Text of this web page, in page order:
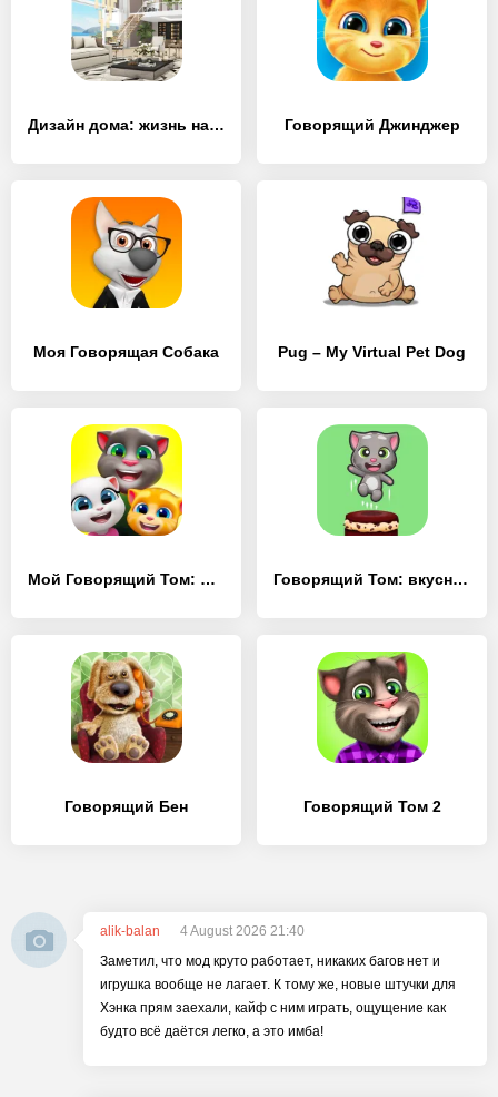
Дизайн дома: жизнь на Гавайях Говорящий Джинджер
Моя Говорящая Собака Pug – My Virtual Pet Dog
Мой Говорящий Том: Друзья Говорящий Том: вкусная башня
Говорящий Бен Говорящий Том 2
alik-balan
4 August 2026 21:40
Заметил, что мод круто работает, никаких багов нет и
игрушка вообще не лагает. К тому же, новые штучки для
Хэнка прям заехали, кайф с ним играть, ощущение как
будто всё даётся легко, а это имба!